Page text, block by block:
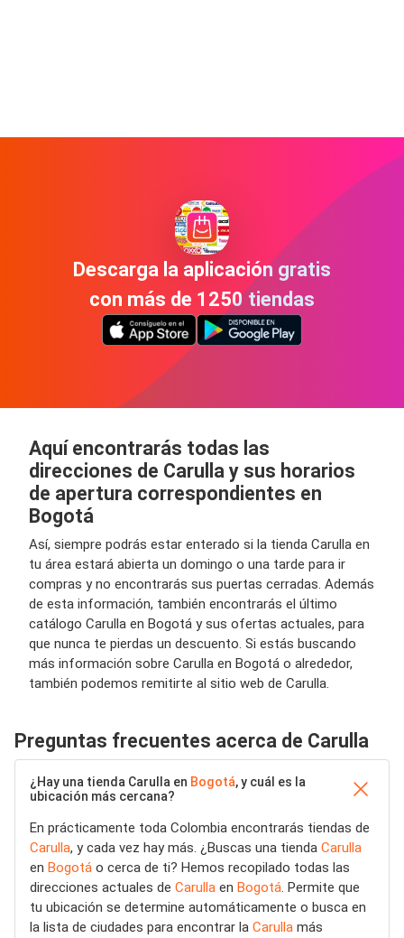
Descarga la aplicación gratis
con más de 1250 tiendas
Aquí encontrarás todas las
direcciones de Carulla y sus horarios
de apertura correspondientes en
Bogotá
Así, siempre podrás estar enterado si la tienda Carulla en
tu área estará abierta un domingo o una tarde para ir
compras y no encontrarás sus puertas cerradas. Además
de esta información, también encontrarás el último
catálogo Carulla en Bogotá y sus ofertas actuales, para
que nunca te pierdas un descuento. Si estás buscando
más información sobre Carulla en Bogotá o alrededor,
también podemos remitirte al sitio web de Carulla.
Preguntas frecuentes acerca de Carulla
¿Hay una tienda Carulla en Bogotá, y cuál es la
ubicación más cercana?
En prácticamente toda Colombia encontrarás tiendas de
Carulla, y cada vez hay más. ¿Buscas una tienda Carulla
en Bogotá o cerca de ti? Hemos recopilado todas las
direcciones actuales de Carulla en Bogotá. Permite que
tu ubicación se determine automáticamente o busca en
la lista de ciudades para encontrar la Carulla más